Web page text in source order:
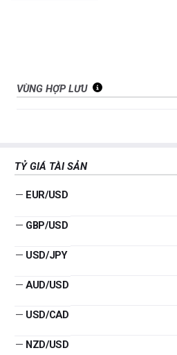
VÙNG HỢP LƯU
TỶ GIÁ TÀI SẢN
— EUR/USD
— GBP/USD
— USD/JPY
— AUD/USD
— USD/CAD
— NZD/USD